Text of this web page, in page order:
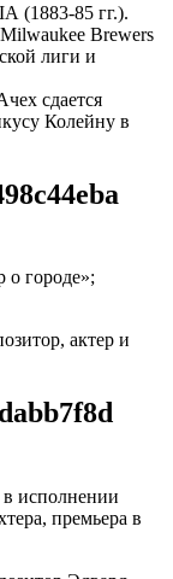
(1883-85 гг.).
Brewers
лиги и
сдается
Колейну в
городе»;
актер и
в исполнении
премьера в